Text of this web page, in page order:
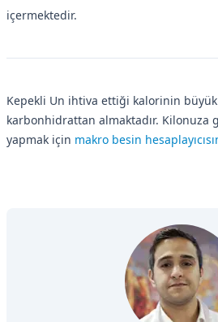
içermektedir.
Kepekli Un ihtiva ettiği kalorinin büyük
karbonhidrattan almaktadır. Kilonuza
yapmak için makro besin